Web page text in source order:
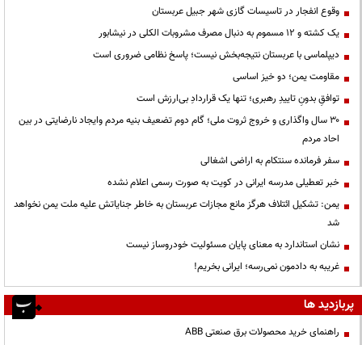
وقوع انفجار در تاسیسات گازی شهر جبیل عربستان
یک کشته و ۱۲ مسموم به دنبال مصرف مشروبات الکلی در نیشابور
دیپلماسی با عربستان نتیجه‌بخش نیست؛ پاسخ نظامی ضروری است
مقاومت یمن؛ دو خیز اساسی
توافقِ بدونِ تاییدِ رهبری؛ تنها یک قراردادِ بی‌ارزش است
۳۰ سال واگذاری و خروج ثروت ملی؛ گام دوم تضعیف بنیه مردم وایجاد نارضایتی در بین
احاد مردم
سفر فرمانده سنتکام به اراضی اشغالی
خبر تعطیلی مدرسه ایرانی در کویت به صورت رسمی اعلام نشده
یمن: تشکیل ائتلاف هرگز مانع مجازات عربستان به خاطر جنایاتش علیه ملت یمن نخواهد
شد
نشان استاندارد به معنای پایان مسئولیت خودروساز نیست
غریبه به دادمون نمی‌رسه؛ ایرانی بخریم!
پربازدید ها
راهنمای خرید محصولات برق صنعتی ABB